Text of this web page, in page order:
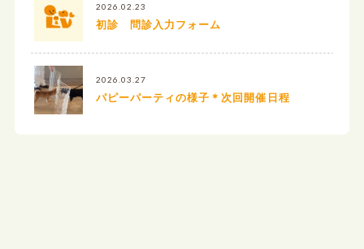
2026.02.23
初診 問診入力フォーム
2026.03.27
パピーパーティの様子＊次回開催日程